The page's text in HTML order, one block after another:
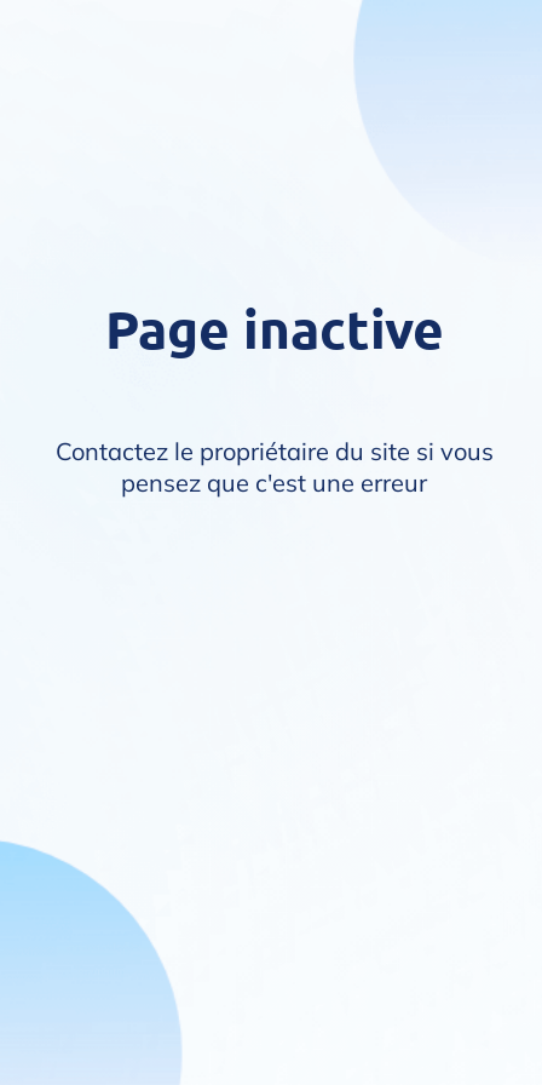
Page inactive
Contactez le propriétaire du site si vous
pensez que c'est une erreur